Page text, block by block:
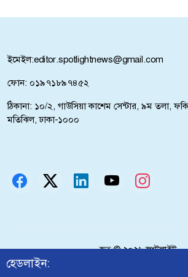
হেডলাইন:
আটক
বাংলাদেশে শেখ হাসিনার ফেরার
মন্ত্রণালয়ের দুঃখ প্রকাশ
আ. লীগ আমাদের শত্রু নয়, মিত্র,
ইমেইল:editor.spotlightnews@gmail.com
ফোন: ০১৯৭১৮৯৭৪৫২
ঠিকানা: ১০/২, গাউসিয়া কাশেম সেন্টার, ৯ম তলা,
মতিঝিল, ঢাকা-১০০০
স্বত্ব ©২০২৬স্পটলাইট